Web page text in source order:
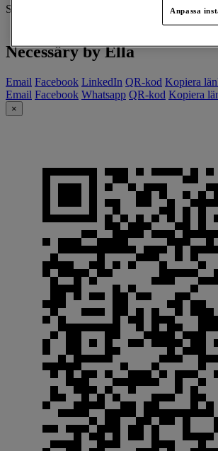
Samlar in till:
Necessäry by Ella
Email Facebook LinkedIn QR-kod Kopiera
Email Facebook Whatsapp QR-kod Kopiera
×
Anpassa